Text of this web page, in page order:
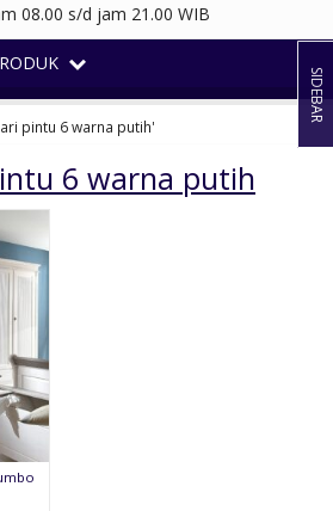
08.00 s/d jam 21.00 WIB
pintu 6 warna putih'
6 warna putih
SIDEBAR